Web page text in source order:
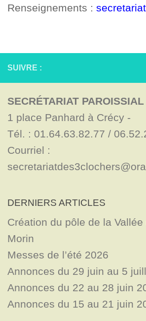
Renseignements :
SUIVRE :
SECRÉTARIAT PAROISSIAL
1 place Panhard à Crécy -
Tél. : 01.64.63.82.77 /
Courriel :
DERNIERS ARTICLES
Création du pôle de la Vallée
Morin
Messes de l’été 2026
Annonces du 29 juin au 5
Annonces du 22 au 28 juin
Annonces du 15 au 21 juin